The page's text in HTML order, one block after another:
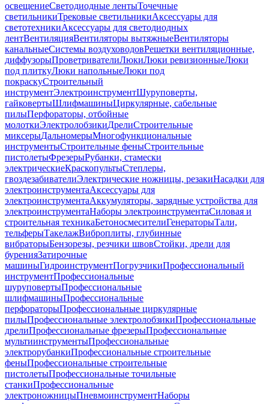
освещениеСветодиодные лентыТочечные
светильникиТрековые светильникиАксессуары для
светотехникиАксессуары для светодиодных
лентВентиляцияВентиляторы вытяжныеВентиляторы
канальныеСистемы воздуховодовРешетки вентиляционные,
диффузорыПроветривателиЛюкиЛюки ревизионныеЛюки
под плиткуЛюки напольныеЛюки под
покраскуСтроительный
инструментЭлектроинструментШуруповерты,
гайковертыШлифмашиныЦиркулярные, сабельные
пилыПерфораторы, отбойные
молоткиЭлектролобзикиДрелиСтроительные
миксерыДальномерыМногофункциональные
инструментыСтроительные феныСтроительные
пистолетыФрезерыРубанки, стамески
электрическиеКраскопультыСтеплеры,
гвоздезабивателиЭлектрические ножницы, резакиНасадки для
электроинструментаАксессуары для
электроинструментаАккумуляторы, зарядные устройства для
электроинструментаНаборы электроинструментаСиловая и
строительная техникаБетоносмесителиГенераторыТали,
тельферыТакелажВиброплиты, глубинные
вибраторыБензорезы, резчики швовСтойки, дрели для
буренияЗатирочные
машиныГидроинструментПогрузчикиПрофессиональный
инструментПрофессиональные
шуруповертыПрофессиональные
шлифмашиныПрофессиональные
перфораторыПрофессиональные циркулярные
пилыПрофессиональные электролобзикиПрофессиональные
дрелиПрофессиональные фрезерыПрофессиональные
мультиинструментыПрофессиональные
электрорубанкиПрофессиональные строительные
феныПрофессиональные строительные
пистолетыПрофессиональные точильные
станкиПрофессиональные
электроножницыПневмоинструментНаборы